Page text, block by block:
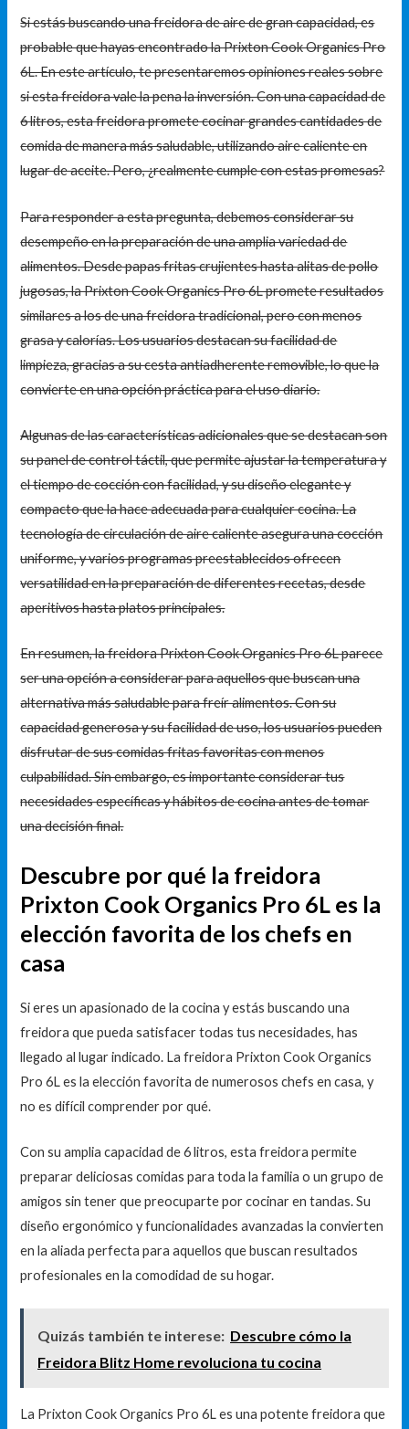
Si estás buscando una freidora de aire de gran capacidad, es
probable que hayas encontrado la Prixton Cook Organics Pro
6L. En este artículo, te presentaremos opiniones reales sobre
si esta freidora vale la pena la inversión. Con una capacidad de
6 litros, esta freidora promete cocinar grandes cantidades de
comida de manera más saludable, utilizando aire caliente en
lugar de aceite. Pero, ¿realmente cumple con estas promesas?
Para responder a esta pregunta, debemos considerar su
desempeño en la preparación de una amplia variedad de
alimentos. Desde papas fritas crujientes hasta alitas de pollo
jugosas, la Prixton Cook Organics Pro 6L promete resultados
similares a los de una freidora tradicional, pero con menos
grasa y calorías. Los usuarios destacan su facilidad de
limpieza, gracias a su cesta antiadherente removible, lo que la
convierte en una opción práctica para el uso diario.
Algunas de las características adicionales que se destacan son
su panel de control táctil, que permite ajustar la temperatura y
el tiempo de cocción con facilidad, y su diseño elegante y
compacto que la hace adecuada para cualquier cocina. La
tecnología de circulación de aire caliente asegura una cocción
uniforme, y varios programas preestablecidos ofrecen
versatilidad en la preparación de diferentes recetas, desde
aperitivos hasta platos principales.
En resumen, la freidora Prixton Cook Organics Pro 6L parece
ser una opción a considerar para aquellos que buscan una
alternativa más saludable para freír alimentos. Con su
capacidad generosa y su facilidad de uso, los usuarios pueden
disfrutar de sus comidas fritas favoritas con menos
culpabilidad. Sin embargo, es importante considerar tus
necesidades específicas y hábitos de cocina antes de tomar
una decisión final.
Descubre por qué la freidora
Prixton Cook Organics Pro 6L es la
elección favorita de los chefs en
casa
Si eres un apasionado de la cocina y estás buscando una
freidora que pueda satisfacer todas tus necesidades, has
llegado al lugar indicado. La freidora Prixton Cook Organics
Pro 6L es la elección favorita de numerosos chefs en casa, y
no es difícil comprender por qué.
Con su amplia capacidad de 6 litros, esta freidora permite
preparar deliciosas comidas para toda la familia o un grupo de
amigos sin tener que preocuparte por cocinar en tandas. Su
diseño ergonómico y funcionalidades avanzadas la convierten
en la aliada perfecta para aquellos que buscan resultados
profesionales en la comodidad de su hogar.
Quizás también te interese: Descubre cómo la
Freidora Blitz Home revoluciona tu cocina
La Prixton Cook Organics Pro 6L es una potente freidora que